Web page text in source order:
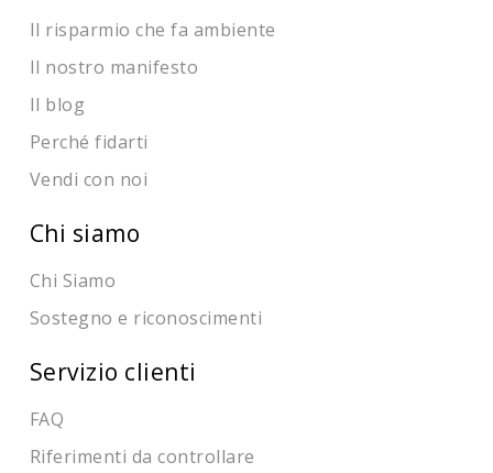
Il risparmio che fa ambiente
Il nostro manifesto
Il blog
Perché fidarti
Vendi con noi
Chi siamo
Chi Siamo
Sostegno e riconoscimenti
Servizio clienti
FAQ
Riferimenti da controllare